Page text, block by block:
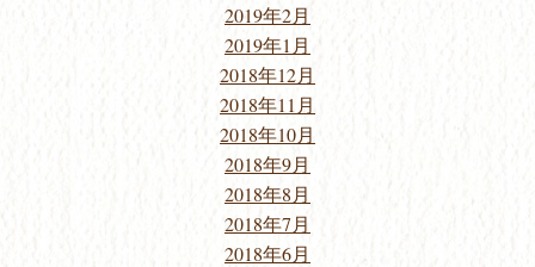
2019年2月
2019年1月
2018年12月
2018年11月
2018年10月
2018年9月
2018年8月
2018年7月
2018年6月